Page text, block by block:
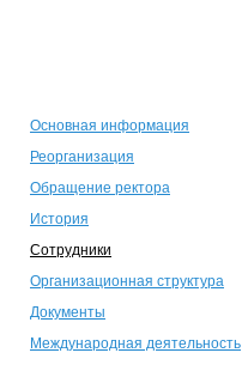
Основная информация
Реорганизация
Обращение ректора
История
Сотрудники
Организационная структура
Документы
Международная деятельность